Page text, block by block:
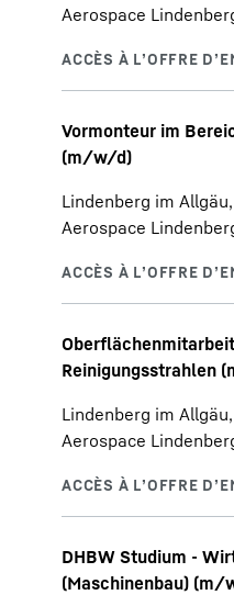
Aerospace
Vormonteur im
(m/w/d)
Lindenberg im
Aerospace
Reinigungsstrahlen
Lindenberg im
Aerospace
DHBW Studium -
(Maschinenbau) (m/